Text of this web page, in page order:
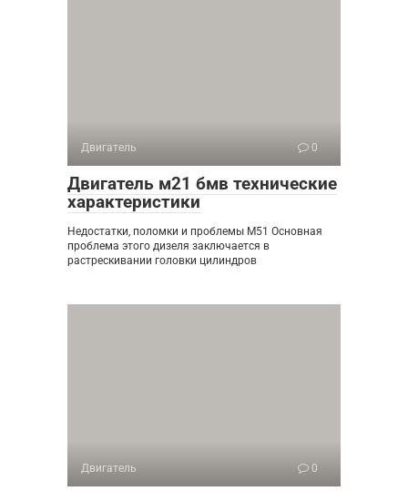
Двигатель 0
Двигатель м21 бмв технические
характеристики
Недостатки, поломки и проблемы M51 Основная
проблема этого дизеля заключается в
растрескивании головки цилиндров
Двигатель 0